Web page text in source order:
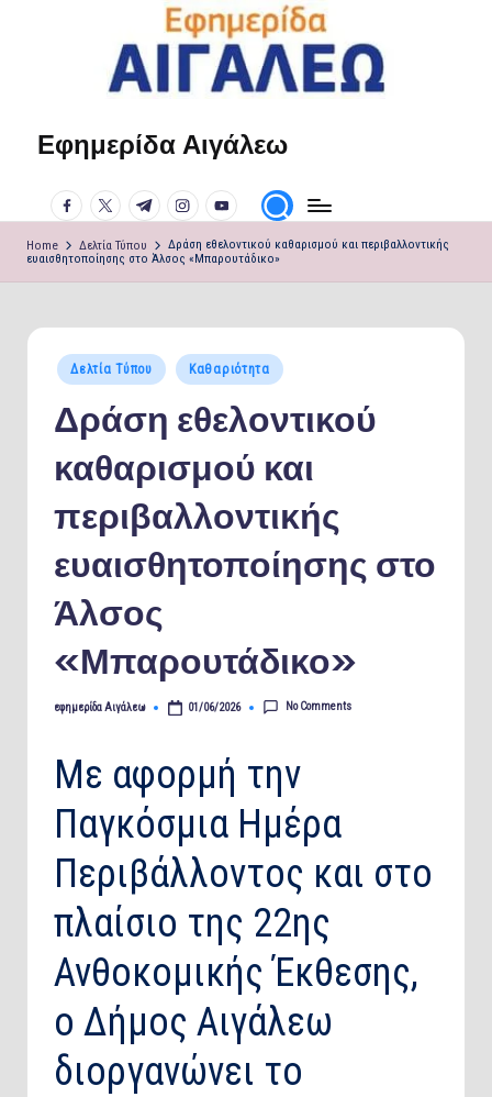
Εφημερίδα Αιγάλεω
φωνή
σου!
facebook.com
twitter.com
t.me instagram.com
youtube.com
Home Δελτία Τύπου
Δράση εθελοντικού καθαρισμού και περιβαλλοντικής
ευαισθητοποίησης στο Άλσος «Μπαρουτάδικο»
Posted
in
Δελτία Τύπου Καθαριότητα
Δράση εθελοντικού
καθαρισμού και
περιβαλλοντικής
ευαισθητοποίησης στο
Άλσος
«Μπαρουτάδικο»
Posted
εφημερίδα Αιγάλεω 01/06/2026 No Comments
Με αφορμή την
Παγκόσμια Ημέρα
Περιβάλλοντος και στο
πλαίσιο της 22ης
Ανθοκομικής Έκθεσης,
ο Δήμος Αιγάλεω
διοργανώνει το